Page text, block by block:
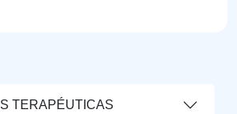
TERAPÉUTICAS